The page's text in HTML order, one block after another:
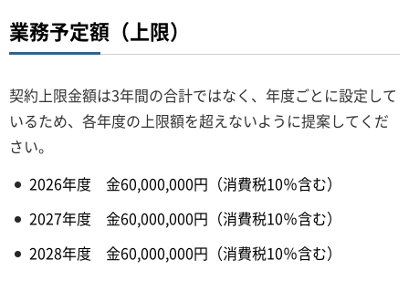
業務予定額（上限）
契約上限金額は3年間の合計ではなく、年度ごとに設定して
いるため、各年度の上限額を超えないように提案してくだ
さい。
2026年度 金60,000,000円（消費税10％含む）
2027年度 金60,000,000円（消費税10％含む）
2028年度 金60,000,000円（消費税10％含む）